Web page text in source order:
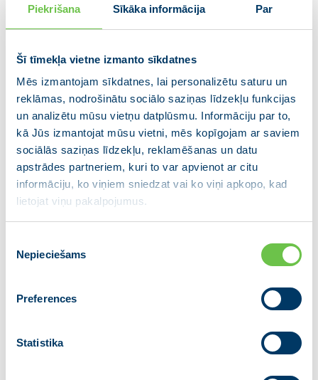
Piekrišana Sīkāka informācija Par
Šī tīmekļa vietne izmanto sīkdatnes
Mēs izmantojam sīkdatnes, lai personalizētu saturu un
reklāmas, nodrošinātu sociālo saziņas līdzekļu funkcijas
un analizētu mūsu vietņu datplūsmu. Informāciju par to,
kā Jūs izmantojat mūsu vietni, mēs kopīgojam ar saviem
sociālās saziņas līdzekļu, reklamēšanas un datu
apstrādes partneriem, kuri to var apvienot ar citu
informāciju, ko viņiem sniedzat vai ko viņi apkopo, kad
lietojat viņu pakalpojumus.
izvēle
Nepieciešams
Preferences
Statistika
platformām un bērniem kaitīgam saturam internetā.
agrīnā vecumā ir saistīta ar pieaugošiem mentālās
veselības riskiem, kā arī palielina bērnu pakļautību
kibermobingam, kaitīgam saturam un krāpniecībai.
Latvija jau ieviesusi stingrākus ierobežojumus
viedtālruņu lietošanai skolās. Nākamais solis – rast
risinājumus, kā bērnus pasargāt arī digitālajā vidē
ārpus skolas.
Tā kā sociālajām platformām nav valstu robežu, JV
– lai panāktu efektīvus vecuma verifikācijas